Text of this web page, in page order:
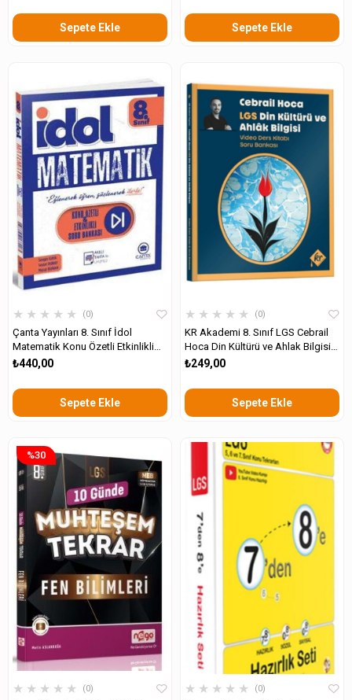
Sepete Ekle Sepete Ekle
★ ★ ★ ★ ★ 0
Çanta Yayınları 8. Sınıf İdol
Matematik Konu Özetli Etkinlikli
Soru Bankası
₺440,00
Sepete Ekle
★ ★ ★ ★ ★ 0
KR Akademi 8. Sınıf LGS Cebrail
Hoca Din Kültürü ve Ahlak Bilgisi
Video Ders Kitabı Soru Bankası
₺249,00
Sepete Ekle
★ ★ ★ ★ ★ 0
%30
★ ★ ★ ★ ★ 0